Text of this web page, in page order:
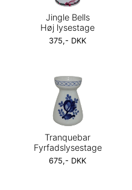
Jingle Bells
Høj lysestage
375,- DKK
Tranquebar
Fyrfadslysestage
675,- DKK